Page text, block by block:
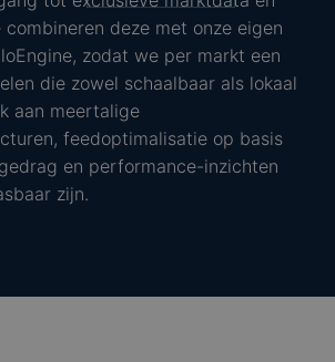
combineren deze met onze eigen
zodat we per markt een
die zowel schaalbaar als lokaal
aan meertalige
feedoptimalisatie op basis
en performance-inzichten
zijn.